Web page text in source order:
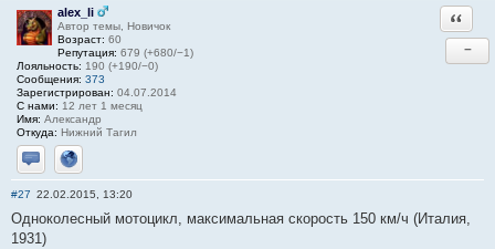
alex_li
Автор темы, Новичок
Возраст: 60
Репутация: 679 (+680/−1)
Лояльность: 190 (+190/−0)
Сообщения: 373
Зарегистрирован: 04.07.2014
С нами: 12 лет 1 месяц
Имя: Александр
Откуда: Нижний Тагил
Отправить личное сообщение
Сайт
−
#27 22.02.2015, 13:20
Одноколесный мотоцикл, максимальная скорость 150 км/ч (Италия,
1931)